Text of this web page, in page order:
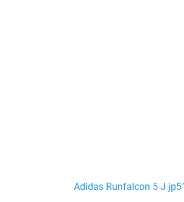
Adidas Runfalcon 5 J